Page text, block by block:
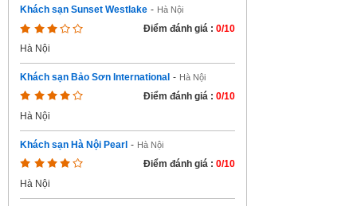
Khách sạn Sunset Westlake - Hà Nội
Điểm đánh giá : 0/10
Hà Nội
Khách sạn Bảo Sơn International - Hà Nội
Điểm đánh giá : 0/10
Hà Nội
Khách sạn Hà Nội Pearl - Hà Nội
Điểm đánh giá : 0/10
Hà Nội